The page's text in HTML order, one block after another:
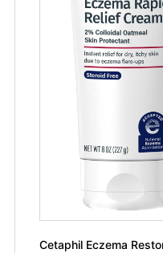
Cetaphil Eczema